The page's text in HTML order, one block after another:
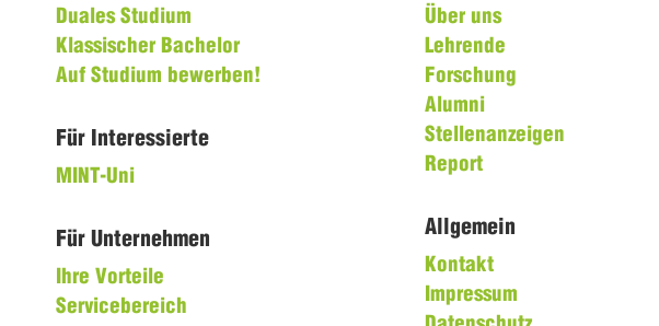
Duales Studium
Klassischer Bachelor
Auf Studium bewerben!
Für Interessierte
MINT-Uni
Für Unternehmen
Ihre Vorteile
Servicebereich
Über uns
Lehrende
Forschung
Alumni
Stellenanzeigen
Report
Allgemein
Kontakt
Impressum